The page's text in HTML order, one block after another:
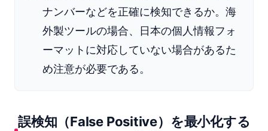
ナンバーなどを正確に検知できるか。海
外製ツールの場合、日本の個人情報フォ
ーマットに対応していない場合があるた
め注意が必要である。
誤検知（False Positive）を最小化する